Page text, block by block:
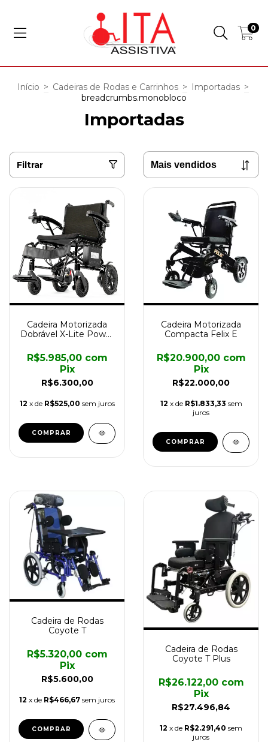
0
Início > Cadeiras de Rodas e Carrinhos > Importadas >
breadcrumbs.monobloco
Importadas
Filtrar
Cadeira Motorizada
Dobrável X-Lite Power
R$6.300,00
R$5.985,00 com
Pix
12 x de R$525,00 sem juros
COMPRAR
Cadeira Motorizada
Compacta Felix E
R$22.000,00
R$20.900,00 com
Pix
12 x de R$1.833,33 sem
juros
Cadeira de Rodas
Coyote T
R$5.600,00
R$5.320,00 com
Pix
12 x de R$466,67 sem juros
COMPRAR
Cadeira de Rodas
Coyote T Plus
R$27.496,84
R$26.122,00 com
Pix
12 x de R$2.291,40 sem
juros